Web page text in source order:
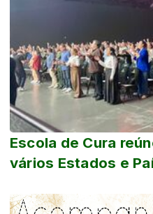
Escola de Cura
vários Estados e